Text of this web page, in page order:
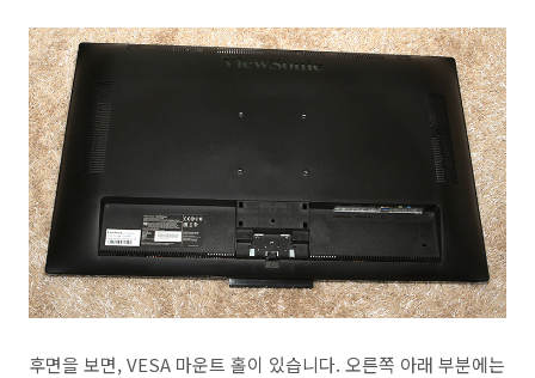
후면을 보면, VESA 마운트 홀이 있습니다. 오른쪽 아래 부분에는